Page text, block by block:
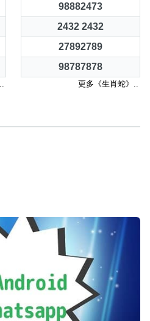
98882473
2432 2432
27892789
98787878
更多《生肖蛇》..